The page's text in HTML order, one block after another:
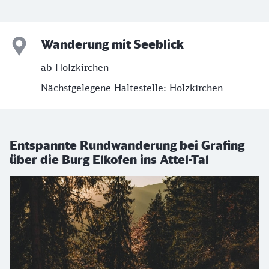
Wanderung mit Seeblick
ab Holzkirchen
Nächstgelegene Haltestelle: Holzkirchen
Entspannte Rundwanderung bei Grafing
über die Burg Elkofen ins Attel-Tal